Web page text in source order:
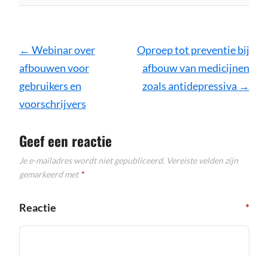
Bericht
navigatie
← Webinar over
afbouwen voor
gebruikers en
voorschrijvers
Oproep tot preventie bij
afbouw van medicijnen
zoals antidepressiva →
Geef een reactie
Je e-mailadres wordt niet gepubliceerd. Vereiste velden zijn
gemarkeerd met*
Reactie *